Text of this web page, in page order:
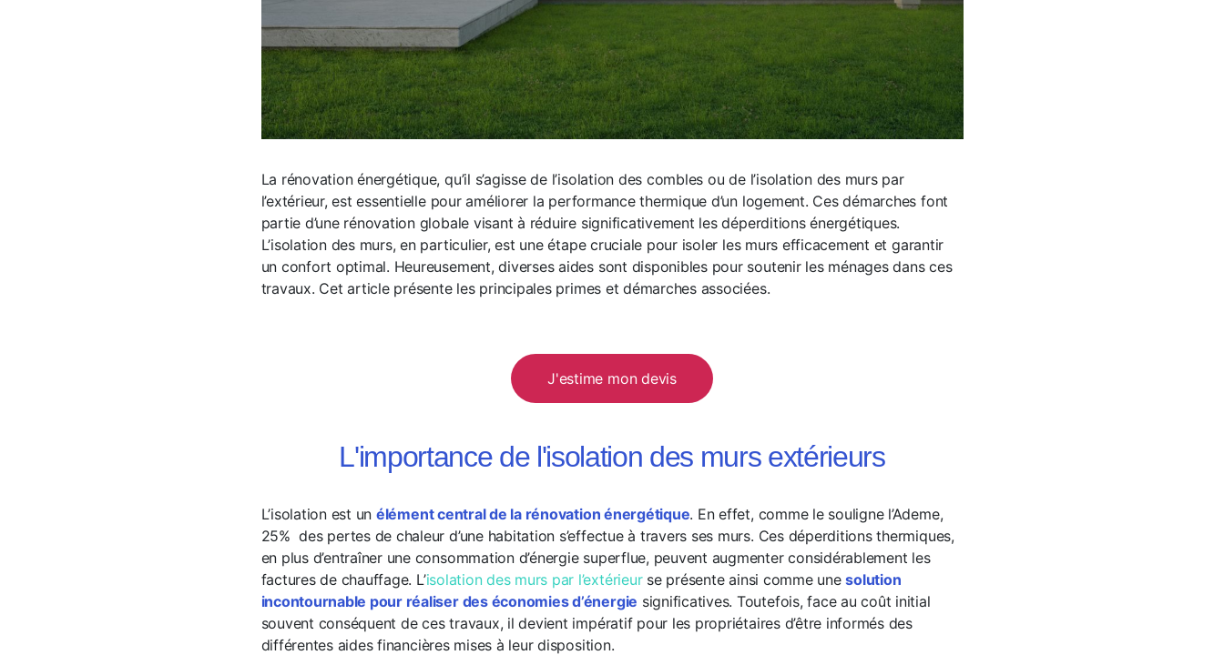
La rénovation énergétique, qu’il s’agisse de l’isolation des combles ou de l’isolation des murs par
l’extérieur, est essentielle pour améliorer la performance thermique d’un logement. Ces démarches font
partie d’une rénovation globale visant à réduire significativement les déperditions énergétiques.
L’isolation des murs, en particulier, est une étape cruciale pour isoler les murs efficacement et garantir
un confort optimal. Heureusement, diverses aides sont disponibles pour soutenir les ménages dans ces
travaux. Cet article présente les principales primes et démarches associées.
J'estime mon devis
L'importance de l'isolation des murs extérieurs
L’isolation est un élément central de la rénovation énergétique. En effet, comme le souligne l’Ademe,
25% des pertes de chaleur d’une habitation s’effectue à travers ses murs. Ces déperditions thermiques,
en plus d’entraîner une consommation d’énergie superflue, peuvent augmenter considérablement les
factures de chauffage. L’isolation des murs par l’extérieurse présente ainsi comme unesolution
incontournable pour réaliser des économies d’énergie significatives. Toutefois, face au coût initial
souvent conséquent de ces travaux, il devient impératif pour les propriétaires d’être informés des
différentes aides financières mises à leur disposition.